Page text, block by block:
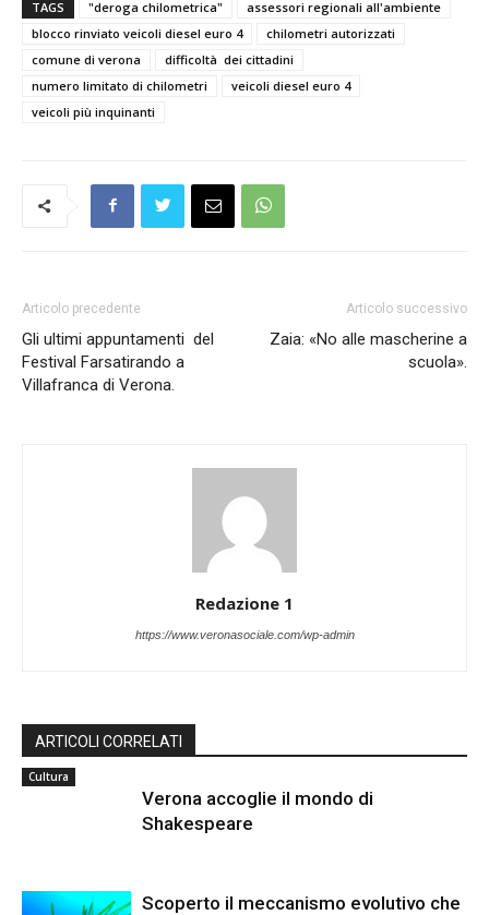
TAGS "deroga chilometrica"
assessori regionali all'ambiente
blocco rinviato veicoli diesel euro 4
chilometri autorizzati
comune di verona
difficoltà dei cittadini
numero limitato di chilometri
veicoli diesel euro 4
veicoli più inquinanti
Articolo precedente
Gli ultimi appuntamenti del
Festival Farsatirando a
Villafranca di Verona.
Articolo successivo
Zaia: «No alle mascherine a
scuola».
Redazione 1
https://www.veronasociale.com/wp-admin
ARTICOLI CORRELATI
Cultura
Verona accoglie il mondo di
Shakespeare
Scoperto il meccanismo evolutivo che